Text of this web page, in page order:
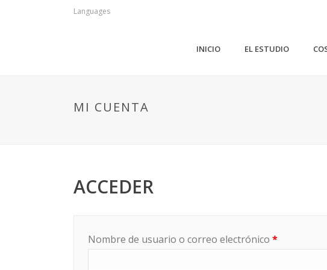
Languages
INICIO EL ESTUDIO
MI CUENTA
ACCEDER
Nombre de usuario o correo electrónico *Obligatorio